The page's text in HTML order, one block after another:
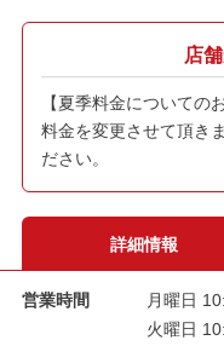
店
【夏季料金についての
料金を変更させて頂き
ださい。
詳細情報
営業時間
月曜日
火曜日